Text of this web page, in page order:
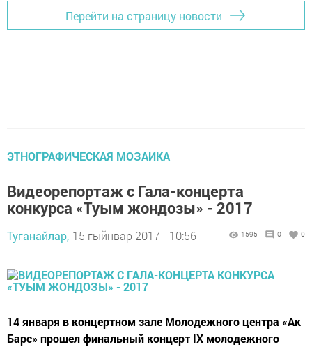
Перейти на страницу новости
ЭТНОГРАФИЧЕСКАЯ МОЗАИКА
Видеорепортаж с Гала-концерта
конкурса «Туым жондозы» - 2017
Туганайлар, 15 гыйнвар 2017 - 10:56 1595 0 0
14 января в концертном зале Молодежного центра «Ак
Барс» прошел финальный концерт IX молодежного